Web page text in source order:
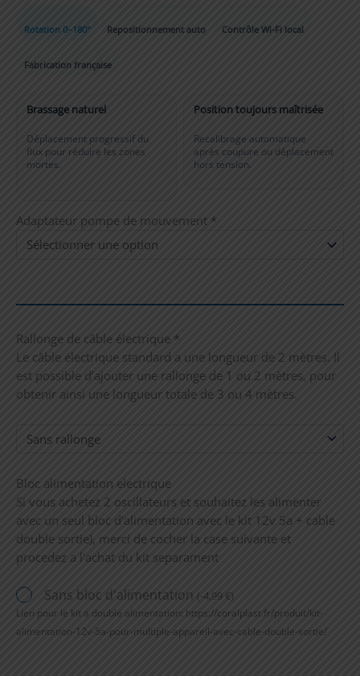
Rotation 0–180° Repositionnement auto Contrôle Wi-Fi local
Fabrication française
Brassage naturel
Déplacement progressif du
flux pour réduire les zones
mortes.
Position toujours maîtrisée
Recalibrage automatique
après coupure ou déplacement
hors tension.
Adaptateur pompe de mouvement *
Rallonge de câble électrique *
Le câble électrique standard a une longueur de 2 mètres. Il
est possible d’ajouter une rallonge de 1 ou 2 mètres, pour
obtenir ainsi une longueur totale de 3 ou 4 mètres.
Bloc alimentation electrique
Si vous achetez 2 oscillateurs et souhaitez les alimenter
avec un seul bloc d’alimentation avec le kit 12v 5a + cable
double sortie), merci de cocher la case suivante et
procedez a l'achat du kit separament
Sans bloc d'alimentation (-4,99 €)
Lien pour le kit a double alimentation: https://coralplast.fr/produit/kit-
alimentation-12v-5a-pour-multiple-appareil-avec-cable-double-sortie/